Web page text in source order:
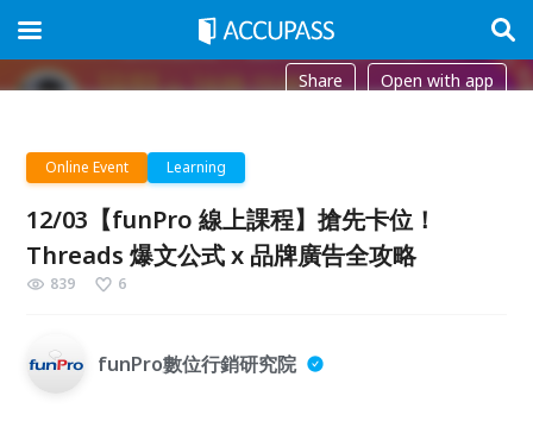
Share Open with app
Online Event Learning
12/03【funPro 線上課程】搶先卡位！
Threads 爆文公式 x 品牌廣告全攻略
839 6
funPro數位行銷研究院